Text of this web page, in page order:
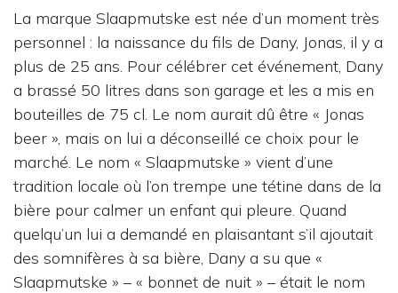
La marque Slaapmutske est née d’un moment très
personnel : la naissance du fils de Dany, Jonas, il y a
plus de 25 ans. Pour célébrer cet événement, Dany
a brassé 50 litres dans son garage et les a mis en
bouteilles de 75 cl. Le nom aurait dû être « Jonas
beer », mais on lui a déconseillé ce choix pour le
marché. Le nom « Slaapmutske » vient d’une
tradition locale où l’on trempe une tétine dans de la
bière pour calmer un enfant qui pleure. Quand
quelqu’un lui a demandé en plaisantant s’il ajoutait
des somnifères à sa bière, Dany a su que «
Slaapmutske » – « bonnet de nuit » – était le nom